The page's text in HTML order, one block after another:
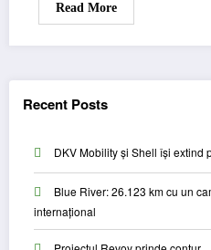
Read More
Recent Posts
DKV Mobility și Shell își extind
Blue River: 26.123 km cu un
internațional